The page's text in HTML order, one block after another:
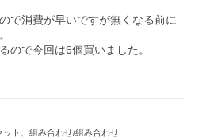
で消費が早いですが無くなる前に
ので今回は6個買いました。
ット、組み合わせ/組み合わせ